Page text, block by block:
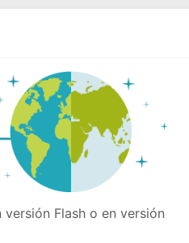
Flash o en versión